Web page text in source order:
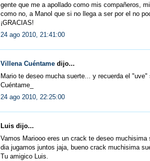
gente que me a apollado como mis compañeros,
como no, a Manol que si no llega a ser por el no
¡GRACIAS!
24 ago 2010, 21:41:00
Villena Cuéntamedijo...
Mario te deseo mucha suerte... y recuerda el
Cuéntame_
24 ago 2010, 22:25:00
Luis dijo...
Vamos Mariooo eres un crack te deseo
dia jugamos juntos jaja, bueno crack muchisima
Tu amigico Luis.